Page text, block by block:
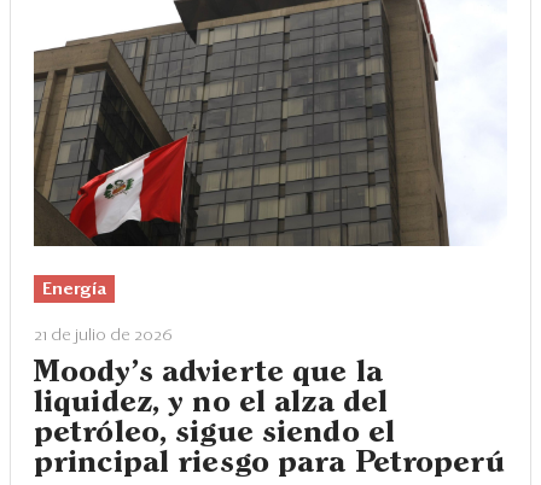
Energía
21 de julio de 2026
Moody’s advierte que la
liquidez, y no el alza del
petróleo, sigue siendo el
principal riesgo para Petroperú